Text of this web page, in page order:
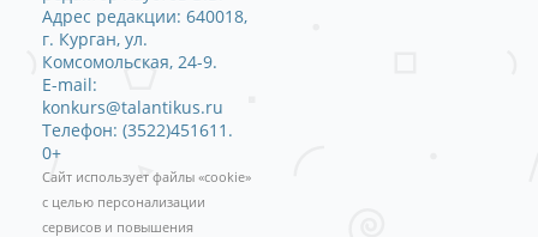
Адрес редакции: 640018,
г. Курган, ул.
Комсомольская, 24-9.
E-mail:
konkurs@talantikus.ru
Телефон: (3522)451611.
0+
Сайт использует файлы «cookie»
с целью персонализации
сервисов и повышения